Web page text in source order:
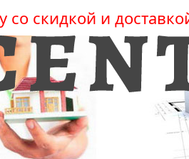
скидкой и